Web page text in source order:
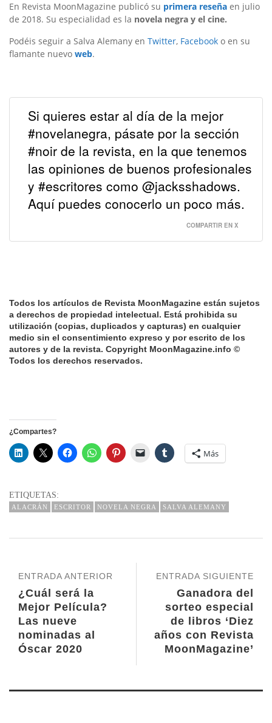
En Revista MoonMagazine publicó su primera reseña en julio
de 2018. Su especialidad es la novela negra y el cine.
Podéis seguir a Salva Alemany en Twitter, Facebook o en su
flamante nuevo web.
Si quieres estar al día de la mejor
#novelanegra, pásate por la sección
#noir de la revista, en la que tenemos
las opiniones de buenos profesionales
y #escritores como @jacksshadows.
Aquí puedes conocerlo un poco más.
COMPARTIR EN X
Todos los artículos de Revista MoonMagazine están sujetos
a derechos de propiedad intelectual. Está prohibida su
utilización (copias, duplicados y capturas) en cualquier
medio sin el consentimiento expreso y por escrito de los
autores y de la revista. Copyright MoonMagazine.info ©
Todos los derechos reservados.
¿Compartes?
Más
ETIQUETAS:
ALACRÁN ESCRITOR NOVELA NEGRA SALVA ALEMANY
ENTRADA SIGUIENTE
Ganadora del
sorteo especial
de libros ‘Diez
años con Revista
MoonMagazine’
ENTRADA ANTERIOR
¿Cuál será la
Mejor Película?
Las nueve
nominadas al
Óscar 2020